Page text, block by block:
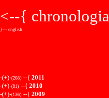
<--{ chronologia
}--- english
-(+)-(208) --{ 2011
-(+)-(81) --{ 2010
-(+)-(136) --{ 2009